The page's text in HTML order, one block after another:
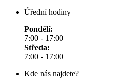
Úřední hodiny
Pondělí:
7:00 - 17:00
Středa:
7:00 - 17:00
Kde nás najdete?